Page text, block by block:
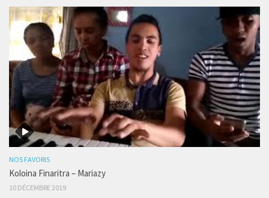
NOS FAVORIS
Koloina Finaritra – Mariazy
10 DÉCEMBRE 2019